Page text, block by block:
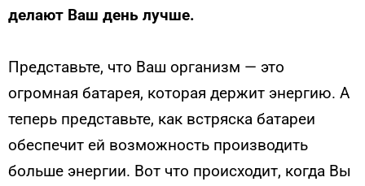
делают Ваш день лучше.
Представьте, что Ваш организм — это
огромная батарея, которая держит энергию. А
теперь представьте, как встряска батареи
обеспечит ей возможность производить
больше энергии. Вот что происходит, когда Вы